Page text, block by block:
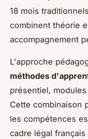
18 mois
combinent théorie
accompagnement
L'approche
méthodes
présentiel,
Cette combinaison
les compétences
cadre légal